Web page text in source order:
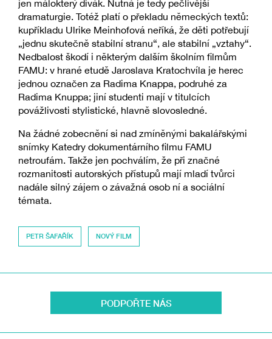
jen málokterý divák. Nutná je tedy pečlivější
dramaturgie. Totéž platí o překladu německých textů:
kupříkladu Ulrike Meinhofová neříká, že děti potřebují
„jednu skutečně stabilní stranu“, ale stabilní „vztahy“.
Nedbalost škodí i některým dalším školním filmům
FAMU: v hrané etudě Jaroslava Kratochvíla je herec
jednou označen za Radima Knappa, podruhé za
Radima Knuppa; jiní studenti mají v titulcích
povážlivosti stylistické, hlavně slovosledné.
Na žádné zobecnění si nad zmíněnými bakalářskými
snímky Katedry dokumentárního filmu FAMU
netroufám. Takže jen pochválím, že při značné
rozmanitosti autorských přístupů mají mladí tvůrci
nadále silný zájem o závažná osob ní a sociální
témata.
PETR ŠAFAŘÍK NOVÝ FILM
PODPOŘTE NÁS